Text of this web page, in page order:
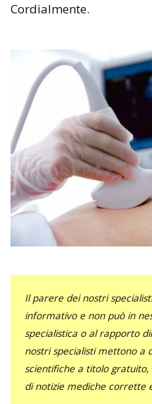
Cordialmente.
Il parere dei nostri
informativo e non può in
specialistica o al rapporto
nostri specialisti mettono a
scientifiche a titolo
di notizie mediche corrette